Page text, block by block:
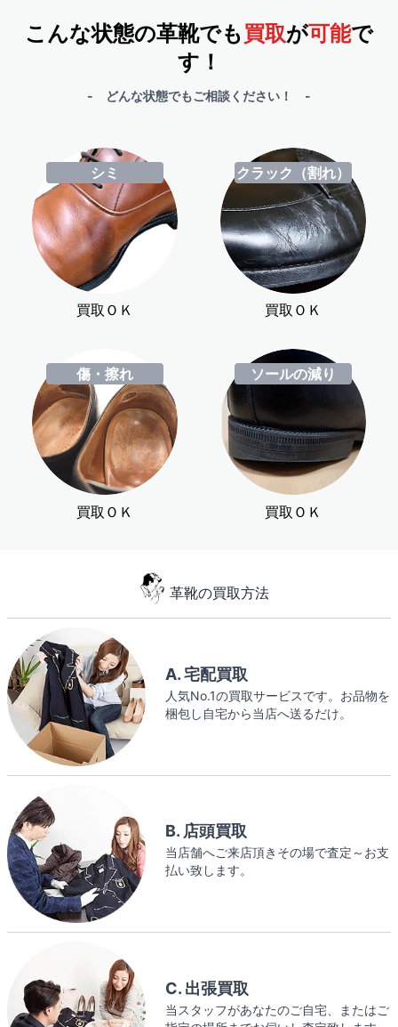
こんな状態の革靴でも買取が可能で
す！
- どんな状態でもご相談ください！ -
シミ
買取ＯＫ
クラック（割れ）
買取ＯＫ
傷・擦れ
買取ＯＫ
ソールの減り
買取ＯＫ
革靴の買取方法
A. 宅配買取
人気No.1の買取サービスです。お品物を
梱包し自宅から当店へ送るだけ。
B. 店頭買取
当店舗へご来店頂きその場で査定～お支
払い致します。
C. 出張買取
当スタッフがあなたのご自宅、またはご